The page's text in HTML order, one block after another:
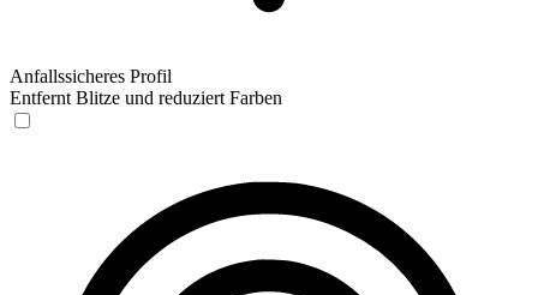
Anfallssicheres Profil
Entfernt Blitze und reduziert Farben